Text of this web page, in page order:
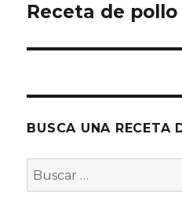
Entrada
Receta de
BUSCA UNA RECETA
Buscar
por: